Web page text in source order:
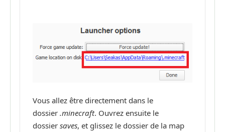
Vous allez être directement dans le
dossier .minecraft. Ouvrez ensuite le
dossier saves, et glissez le dossier de la map